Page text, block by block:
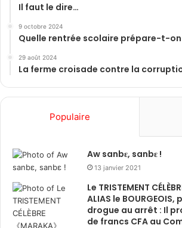
Il faut le dire…
9 octobre 2024
Quelle rentrée scolaire prépare-t-
29 août 2024
La ferme croisade contre la
Populaire
Aw sanbɛ, sanbɛ !
13 janvier 2021
Le TRISTEMENT
ALIAS le
drogue au arrêt : Il
de francs CFA au